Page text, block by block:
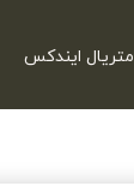
متریال ایندکس